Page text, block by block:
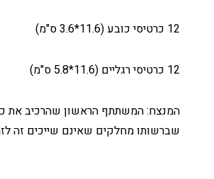
12 כרטיסי כובע (11.6*3.6 ס"מ)
12 כרטיסי רגליים (11.6*5.8 ס"מ)
המנצח: המשתתף הראשון שהרכיב את
שברשותו מחלקים שאינם שייכים זה